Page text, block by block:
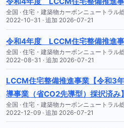
全国 · 住宅・建築物カーボンニュートラル
2022-10-31 · 追加 2026-07-21
令和4年度 LCCM住宅整備推進事
全国 · 住宅・建築物カーボンニュートラル
2022-08-31 · 追加 2026-07-21
LCCM住宅整備推進事業【令和3
導事業（省CO2先導型）採択済み】
全国 · 住宅・建築物カーボンニュートラル
2022-12-09 · 追加 2026-07-21